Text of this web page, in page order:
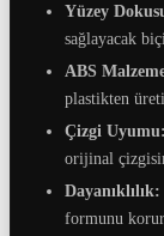
Yüzey
sağlayacak
ABS
plastikten
Çizgi Uyumu:
orijinal
Dayanıklılık:
formunu korur.